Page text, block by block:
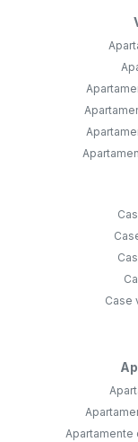
Case
Apartamente